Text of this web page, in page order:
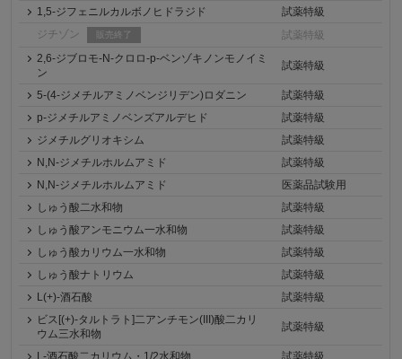
1,5-ジフェニルカルボノヒドラジド
試薬特級
ジチゾン
販売終了
試薬特級
2,6-ジブロモ-N-クロロ-p-ベンゾキノンモノイミ
ン
試薬特級
5-(4-ジメチルアミノベンジリデン)ロダニン
試薬特級
p-ジメチルアミノベンズアルデヒド
試薬特級
ジメチルグリオキシム
試薬特級
N,N-ジメチルホルムアミド
試薬特級
N,N-ジメチルホルムアミド
医薬品試験用
しゅう酸二水和物
試薬特級
しゅう酸アンモニウム一水和物
試薬特級
しゅう酸カリウム一水和物
試薬特級
しゅう酸ナトリウム
試薬特級
L(+)-酒石酸
試薬特級
ビス[(+)-タルトラト]二アンチモン(III)酸二カリ
ウム三水和物
試薬特級